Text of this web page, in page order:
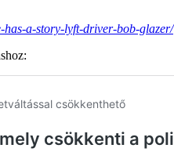
has-a-story-lyft-driver-bob-glazer/